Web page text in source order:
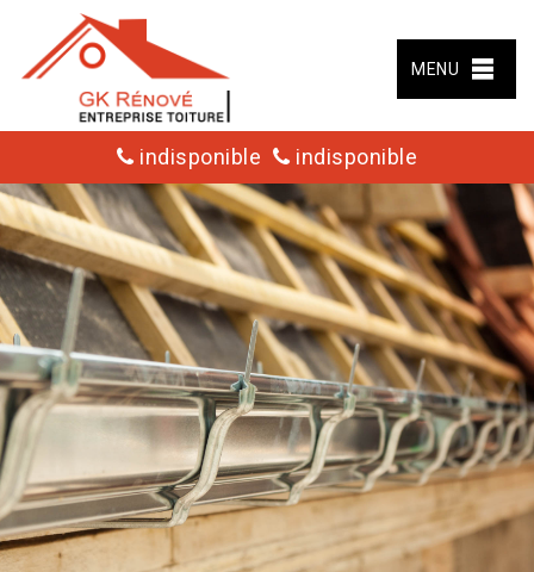
MENU
indisponible indisponible